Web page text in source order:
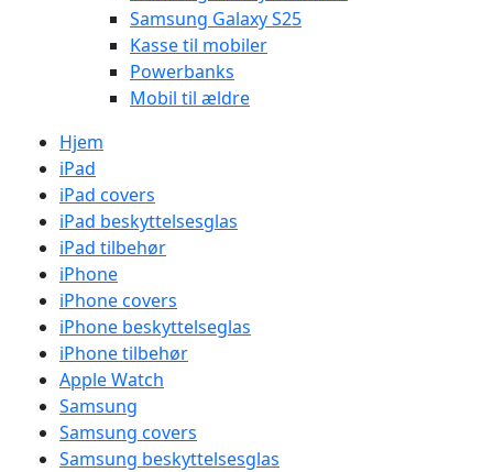
Samsung Galaxy S25
Kasse til mobiler
Powerbanks
Mobil til ældre
Hjem
iPad
iPad covers
iPad beskyttelsesglas
iPad tilbehør
iPhone
iPhone covers
iPhone beskyttelseglas
iPhone tilbehør
Apple Watch
Samsung
Samsung covers
Samsung beskyttelsesglas